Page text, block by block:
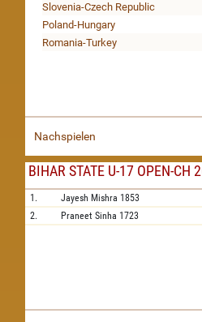
Slovenia-Czech Republic
Poland-Hungary
Romania-Turkey
Nachspielen
BIHAR STATE U-17 OPEN-CH
1. Jayesh Mishra 1853
2.
Praneet Sinha 1723